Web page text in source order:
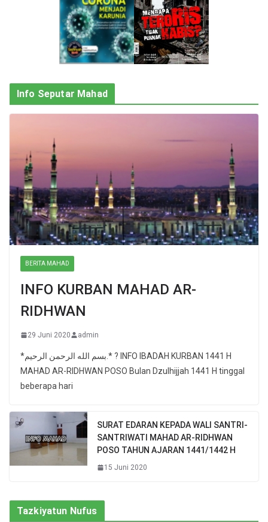
Info Seputar Mahad
BERITA MAHAD
INFO KURBAN MAHAD AR-
RIDHWAN
29 Juni 2020 admin
*بسم الله الرحمن الرحيم.* ? INFO IBADAH KURBAN 1441 H
MAHAD AR-RIDHWAN POSO Bulan Dzulhijjah 1441 H tinggal
beberapa hari
SURAT EDARAN KEPADA WALI SANTRI-
SANTRIWATI MAHAD AR-RIDHWAN
POSO TAHUN AJARAN 1441/1442 H
15 Juni 2020
Tazkiyatun Nufus